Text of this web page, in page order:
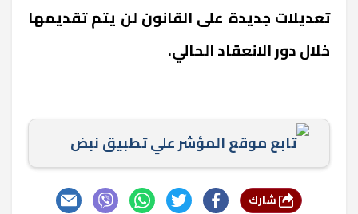
تعديلات جديدة على القانون لن يتم تقديمها
خلال دور الانعقاد الحالي.
تابع موقع المؤشر علي تطبيق نبض